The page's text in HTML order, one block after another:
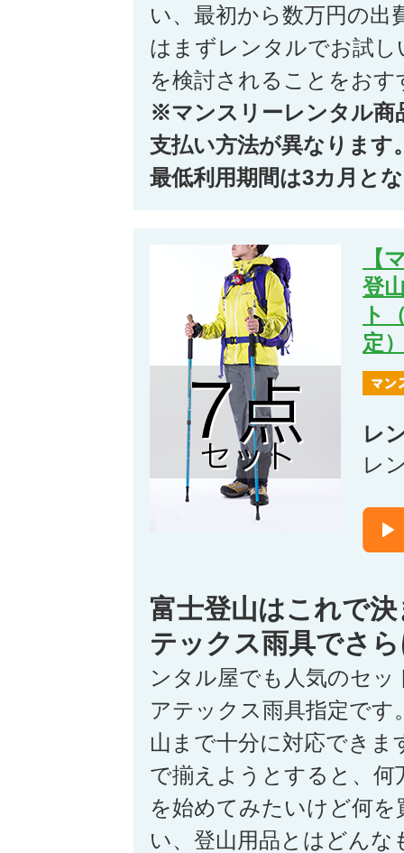
い、最初から数万円の
はまずレンタルでお試
を検討されることをおす
※マンスリーレンタル商
支払い方法が異なります
最低利用期間は3カ月と
【
登
ト
定
レ
レ
富士登山はこれで
テックス雨具でさ
ンタル屋でも人気のセ
アテックス雨具指定です
山まで十分に対応でき
で揃えようとすると、
を始めてみたいけど何
い、登山用品とはどん